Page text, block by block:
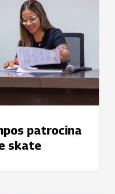
patrocina
skate